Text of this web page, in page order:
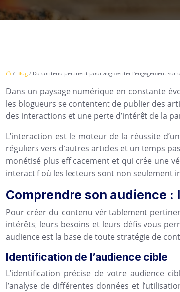
/ Blog / Du contenu pertinent pour augmenter l’engagement sur
Dans un paysage numérique en constante
les blogueurs se contentent de publier des
des interactions et une perte d’intérêt de la
L’interaction est le moteur de la réussite
réguliers vers d’autres articles et un temps
monétisé plus efficacement et qui crée une
interactif où les lecteurs sont non seulement
Comprendre son audience
Pour créer du contenu véritablement
intérêts, leurs besoins et leurs défis vous
audience est la base de toute stratégie de
Identification de l’audience cible
L’identification précise de votre audience
l’analyse de différentes données et